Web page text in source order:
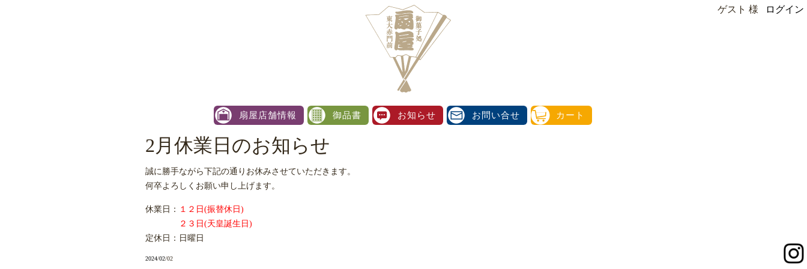
扇屋
ゲスト 様 ログイン
扇屋店舗情報 御品書 お知らせ お問い合せ カート
2月休業日のお知らせ
誠に勝手ながら下記の通りお休みさせていただきます。
何卒よろしくお願い申し上げます。
休業日： １２日(振替休日)
２３日(天皇誕生日)
定休日：日曜日
2024/02/02